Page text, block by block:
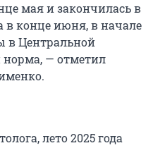
мая и закончилась в
конце июня, в начале
в Центральной
норма, — отметил
лето 2025 года